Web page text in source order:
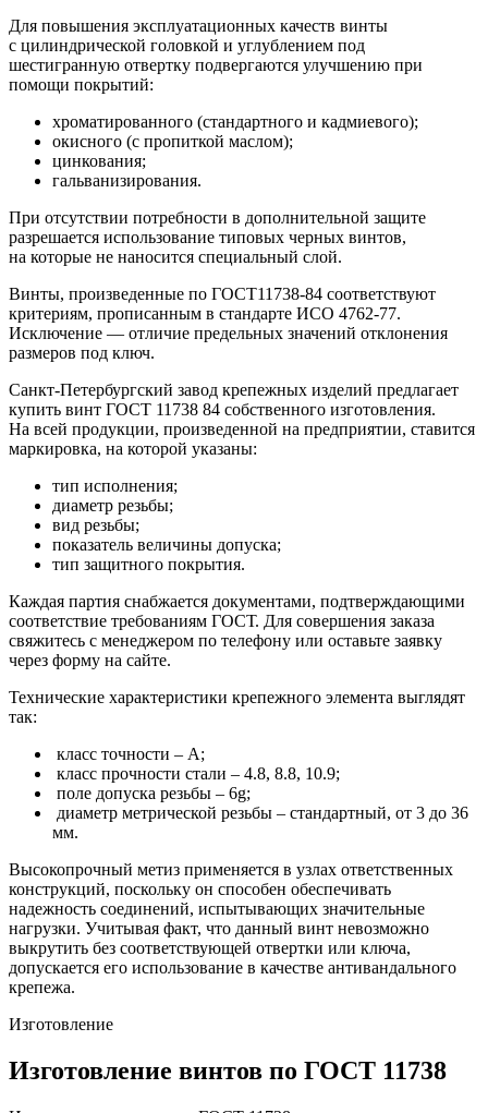
Для повышения эксплуатационных качеств винты
с цилиндрической головкой и углублением под
шестигранную отвертку подвергаются улучшению при
помощи покрытий:
хроматированного (стандартного и кадмиевого);
окисного (с пропиткой маслом);
цинкования;
гальванизирования.
При отсутствии потребности в дополнительной защите
разрешается использование типовых черных винтов,
на которые не наносится специальный слой.
Винты, произведенные по ГОСТ11738-84 соответствуют
критериям, прописанным в стандарте ИСО 4762-77.
Исключение — отличие предельных значений отклонения
размеров под ключ.
Санкт-Петербургский завод крепежных изделий предлагает
купить винт ГОСТ 11738 84 собственного изготовления.
На всей продукции, произведенной на предприятии, ставится
маркировка, на которой указаны:
тип исполнения;
диаметр резьбы;
вид резьбы;
показатель величины допуска;
тип защитного покрытия.
Каждая партия снабжается документами, подтверждающими
соответствие требованиям ГОСТ. Для совершения заказа
свяжитесь с менеджером по телефону или оставьте заявку
через форму на сайте.
Технические характеристики крепежного элемента выглядят
так:
класс точности – А;
класс прочности стали – 4.8, 8.8, 10.9;
поле допуска резьбы – 6g;
диаметр метрической резьбы – стандартный, от 3 до 36
мм.
Высокопрочный метиз применяется в узлах ответственных
конструкций, поскольку он способен обеспечивать
надежность соединений, испытывающих значительные
нагрузки. Учитывая факт, что данный винт невозможно
выкрутить без соответствующей отвертки или ключа,
допускается его использование в качестве антивандального
крепежа.
Изготовление
Изготовление винтов по ГОСТ 11738